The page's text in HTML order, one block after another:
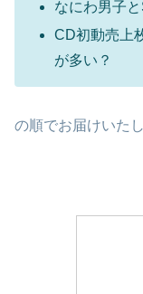
なにわ男子
CD初動売上
が多い？
の順でお届けいた